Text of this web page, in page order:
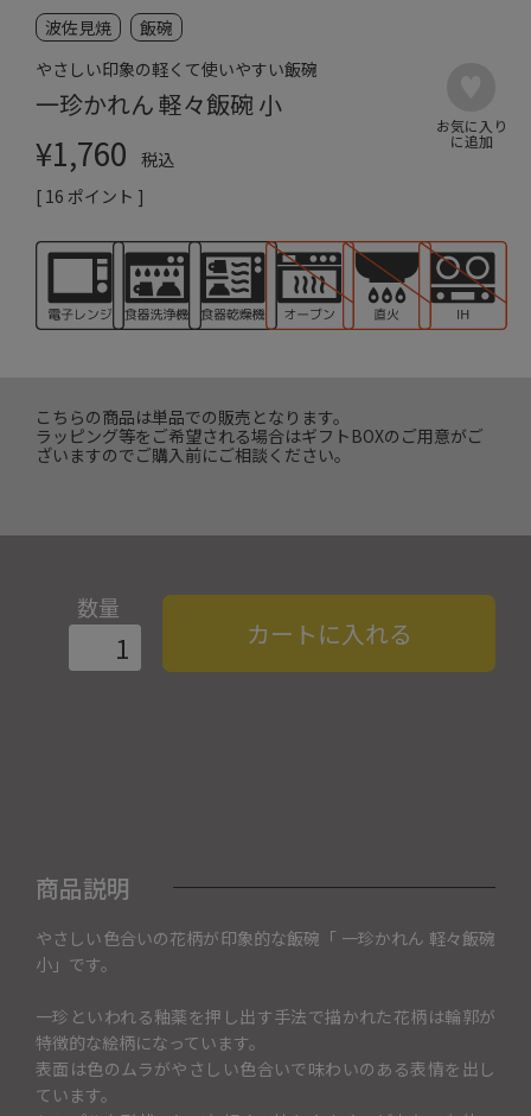
波佐見焼
飯碗
やさしい印象の軽くて使いやすい飯碗
一珍かれん 軽々飯碗 小
¥1,760
税込
[ 16 ポイント ]
こちらの商品は単品での販売となります。
ラッピング等をご希望される場合はギフトBOXのご用意がご
ざいますのでご購入前にご相談ください。
数量
カートに入れる
商品説明
やさしい色合いの花柄が印象的な飯碗「 一珍かれん 軽々飯碗
小」です。
一珍といわれる釉薬を押し出す手法で描かれた花柄は輪郭が
特徴的な絵柄になっています。
表面は色のムラがやさしい色合いで味わいのある表情を出し
ています。